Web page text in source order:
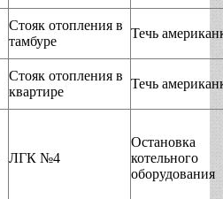
Стояк отопления в
тамбуре
Течь
Стояк отопления в
квартире
Течь
ЛГК №4
Остановка
котельного
оборудования